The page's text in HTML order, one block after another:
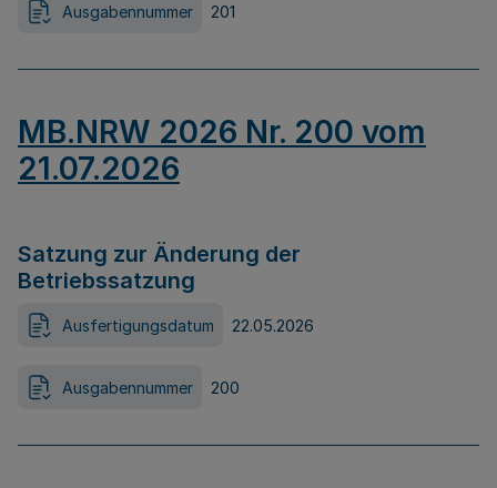
Ausgabennummer 201
MB.NRW 2026 Nr. 200 vom
21.07.2026
Satzung zur Änderung der
Betriebssatzung
Ausfertigungsdatum 22.05.2026
Ausgabennummer 200